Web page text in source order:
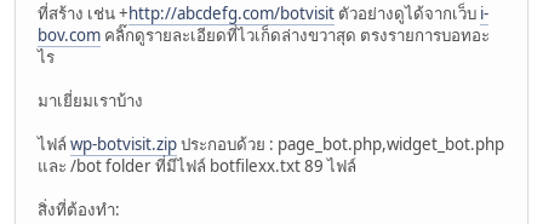
ที่สร้าง เช่น +http://abcdefg.com/botvisit ตัวอย่างดูได้จากเว็บ i-
bov.com คลิ๊กดูรายละเอียดที่ไวเก็ดล่างขวาสุด ตรงรายการบอทอะ
ไร
มาเยี่ยมเราบ้าง
ไฟล์wp-botvisit.zipประกอบด้วย : page_bot.php,widget_bot.php
และ /bot folder ที่มีไฟล์ botfilexx.txt 89 ไฟล์
สิ่งที่ต้องทำ: